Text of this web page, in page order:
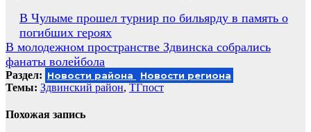
Навигация
по
записям
В Чулыме прошел турнир по бильярду в память о
погибших героях
В молодежном пространстве Здвинска собрались
фанаты волейбола
Раздел: Новости района Новости региона
Темы: Здвинский район, ТГпост
Похожая запись